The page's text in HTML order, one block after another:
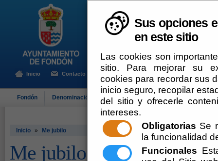
Sus opciones
en este sitio
Las cookies son
sitio. Para mejorar su
cookies para recordar sus
inicio seguro, recopilar
del sitio y ofrecerle
intereses.
Obligatorias Se
la funcionalidad
Funcionales
Inicio Contacto
Fondón Denominación de Origen El Ayuntamiento Turismo
Inicio » Me jubilo
Me jubilo